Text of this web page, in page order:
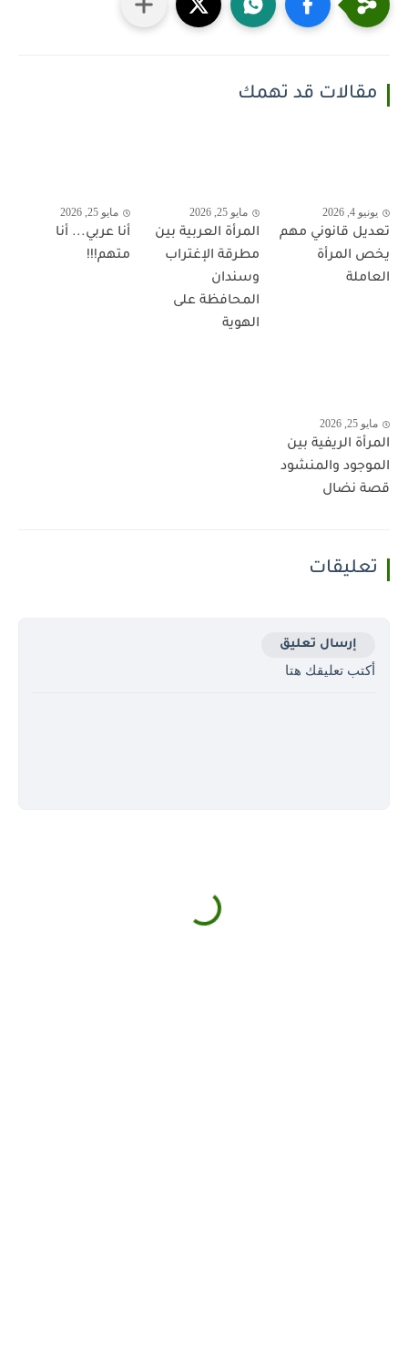
مقالات قد تهمك
يونيو 4, 2026
تعديل قانوني مهم
يخص المرأة
العاملة
مايو 25, 2026
المرأة العربية بين
مطرقة الإغتراب
وسندان
المحافظة على
الهوية
مايو 25, 2026
أنا عربي... أنا
متهم!!!
مايو 25, 2026
المرأة الريفية بين
الموجود والمنشود
قصة نضال
تعليقات
إرسال تعليق
أكتب تعليقك هتا